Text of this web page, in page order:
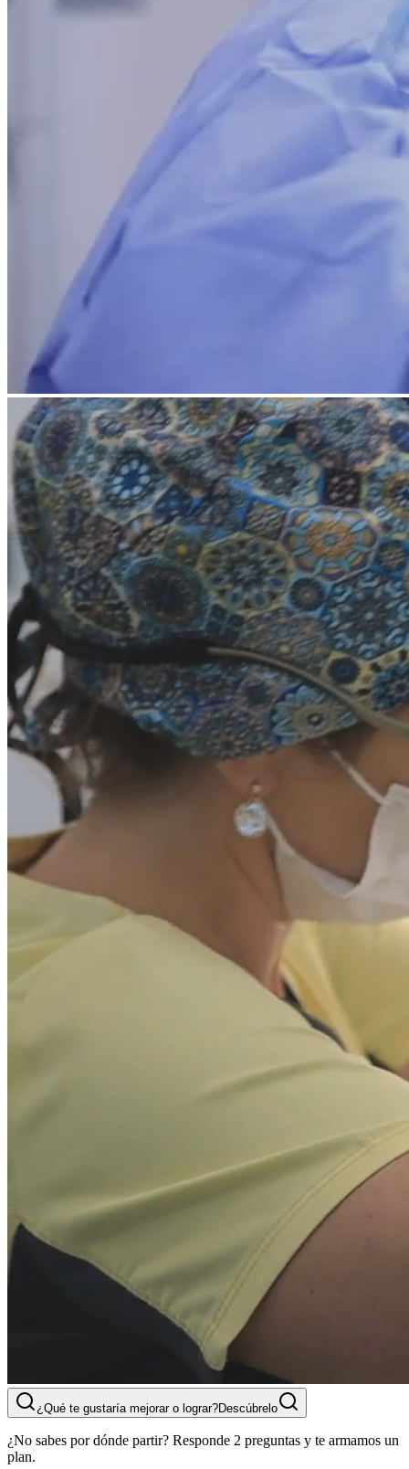
¿Qué te gustaría mejorar o lograr?Descúbrelo
¿No sabes por dónde partir? Responde 2 preguntas y te armamos un
plan.